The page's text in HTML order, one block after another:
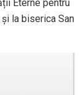
Eterne pentru
la biserica San